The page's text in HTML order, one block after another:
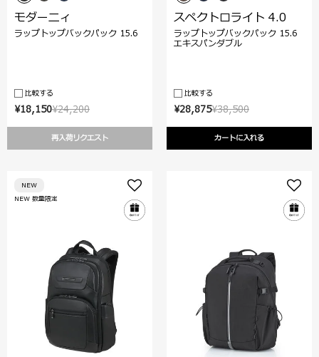
¥24,200
¥18,150
再入荷リクエスト
モダーニィ
ラップトップバックパック 15.6
比較する
¥38,500
¥28,875
カートに入れる
スペクトロライト 4.0
ラップトップバックパック 15.6
エキスパンダブル
比較する
NEW 数量限定
NEW